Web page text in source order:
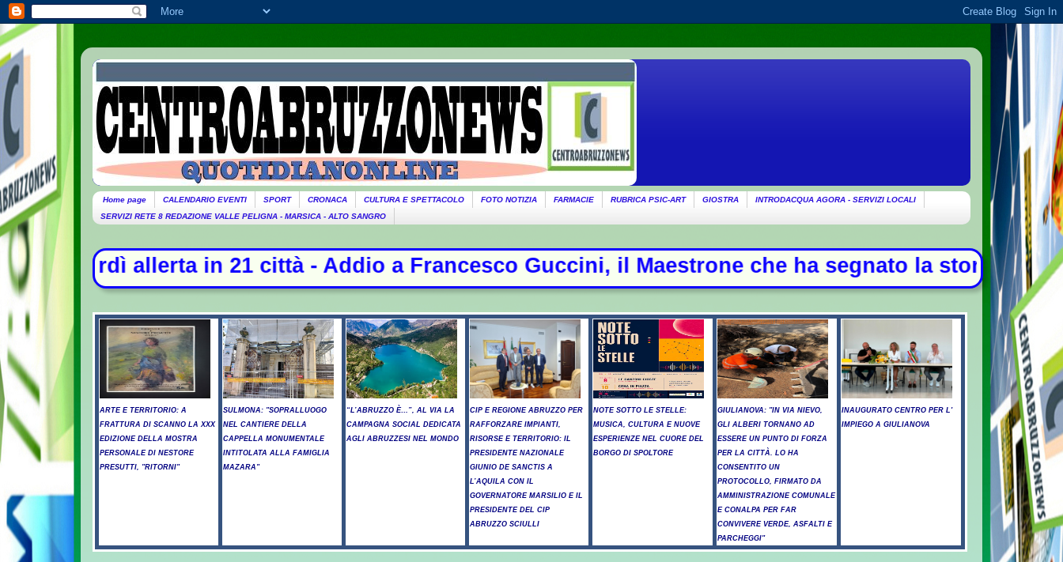
Home page CALENDARIO EVENTI SPORT CRONACA CULTURA E SPETTACOLO FOTO NOTIZIA FARMACIE RUBRICA PSIC-ART GIOSTRA
INTRODACQUA AGORA - SERVIZI LOCALI
SERVIZI RETE 8 REDAZIONE VALLE PELIGNA - MARSICA - ALTO SANGRO
in 21 città - Addio a Francesco Guccini, il Maestrone che ha segnato la storia della musica -
ARTE E TERRITORIO: A
FRATTURA DI SCANNO LA XXX
EDIZIONE DELLA MOSTRA
PERSONALE DI NESTORE
PRESUTTI, "RITORNI"
SULMONA: "SOPRALLUOGO
NEL CANTIERE DELLA
CAPPELLA MONUMENTALE
INTITOLATA ALLA FAMIGLIA
MAZARA"
“L’ABRUZZO È…”, AL VIA LA
CAMPAGNA SOCIAL DEDICATA
AGLI ABRUZZESI NEL MONDO
CIP E REGIONE ABRUZZO PER
RAFFORZARE IMPIANTI,
RISORSE E TERRITORIO: IL
PRESIDENTE NAZIONALE
GIUNIO DE SANCTIS A
L’AQUILA CON IL
GOVERNATORE MARSILIO E IL
PRESIDENTE DEL CIP
ABRUZZO SCIULLI
NOTE SOTTO LE STELLE:
MUSICA, CULTURA E NUOVE
ESPERIENZE NEL CUORE DEL
BORGO DI SPOLTORE
GIULIANOVA: "IN VIA NIEVO,
GLI ALBERI TORNANO AD
ESSERE UN PUNTO DI FORZA
PER LA CITTÀ. LO HA
CONSENTITO UN
PROTOCOLLO, FIRMATO DA
AMMINISTRAZIONE COMUNALE
E CONALPA PER FAR
CONVIVERE VERDE, ASFALTI E
PARCHEGGI"
INAUGURATO CENTRO PER L'
IMPIEGO A GIULIANOVA